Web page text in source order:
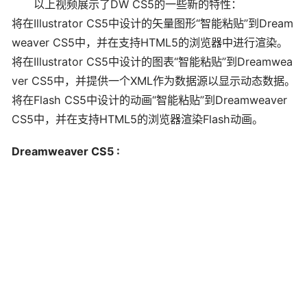
以上视频展示了DW CS5的一些新的特性：
将在Illustrator CS5中设计的矢量图形“智能粘贴”到Dream
weaver CS5中，并在支持HTML5的浏览器中进行渲染。
将在Illustrator CS5中设计的图表“智能粘贴”到Dreamwea
ver CS5中，并提供一个XML作为数据源以显示动态数据。
将在Flash CS5中设计的动画“智能粘贴”到Dreamweaver
CS5中，并在支持HTML5的浏览器渲染Flash动画。
Dreamweaver CS5 :